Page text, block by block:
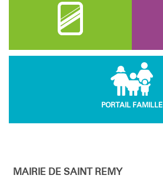
PORTAIL FAMILLE
MAIRIE DE SAINT REMY